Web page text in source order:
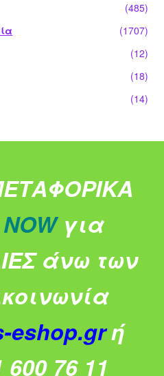
(485)
(1707)
(12)
(18)
(14)
για
άνω των
eshop.grή
600 76 11